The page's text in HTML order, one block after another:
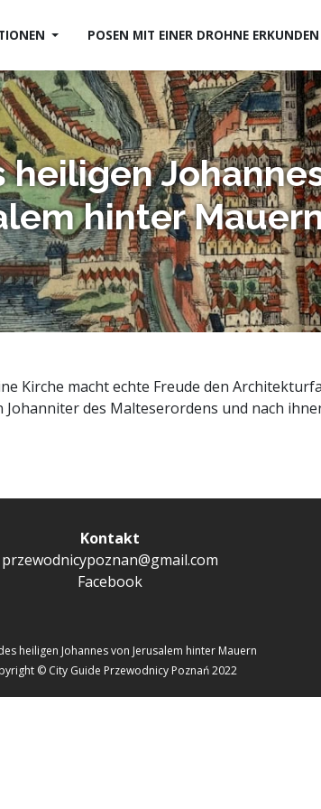
POSEN MIT EINER DROHNE ERKUNDEN
heiligen
hinter
Kirche macht echte Freude den
des Malteserordens und nach
Kontakt
przewodnicypoznan@gmail.com
Facebook
heiligen Johannes von Jerusalem hinter Mauern
© City Guide Przewodnicy Poznań 2022